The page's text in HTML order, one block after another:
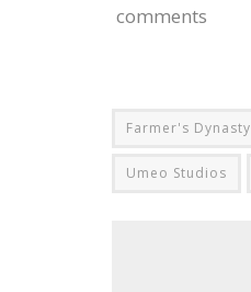
comments
Farmer's Dynasty
Umeo Studios